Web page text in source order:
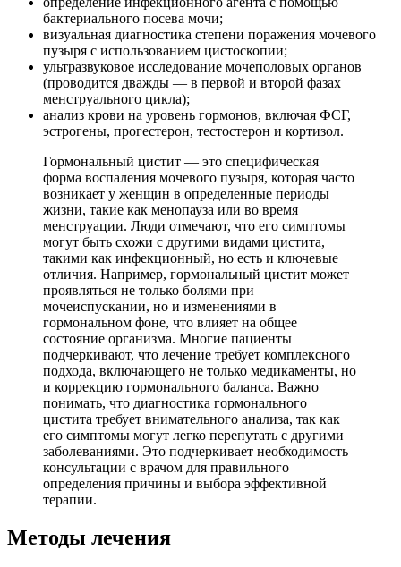
бактериального посева мочи;
визуальная диагностика степени поражения мочевого
пузыря с использованием цистоскопии;
ультразвуковое исследование мочеполовых органов
(проводится дважды — в первой и второй фазах
менструального цикла);
анализ крови на уровень гормонов, включая ФСГ,
эстрогены, прогестерон, тестостерон и кортизол.
Гормональный цистит — это специфическая
форма воспаления мочевого пузыря, которая часто
возникает у женщин в определенные периоды
жизни, такие как менопауза или во время
менструации. Люди отмечают, что его симптомы
могут быть схожи с другими видами цистита,
такими как инфекционный, но есть и ключевые
отличия. Например, гормональный цистит может
проявляться не только болями при
мочеиспускании, но и изменениями в
гормональном фоне, что влияет на общее
состояние организма. Многие пациенты
подчеркивают, что лечение требует комплексного
подхода, включающего не только медикаменты, но
и коррекцию гормонального баланса. Важно
понимать, что диагностика гормонального
цистита требует внимательного анализа, так как
его симптомы могут легко перепутать с другими
заболеваниями. Это подчеркивает необходимость
консультации с врачом для правильного
определения причины и выбора эффективной
терапии.
Методы лечения